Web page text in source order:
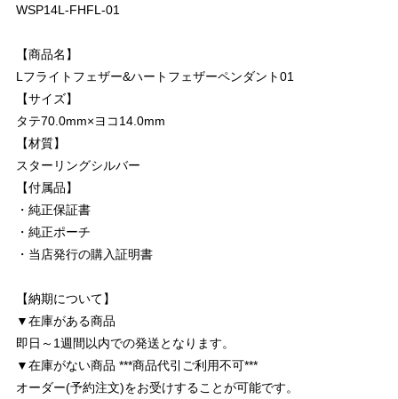
WSP14L-FHFL-01
【商品名】
Lフライトフェザー&ハートフェザーペンダント01
【サイズ】
タテ70.0mm×ヨコ14.0mm
【材質】
スターリングシルバー
【付属品】
・純正保証書
・純正ポーチ
・当店発行の購入証明書
【納期について】
▼在庫がある商品
即日～1週間以内での発送となります。
▼在庫がない商品 ***商品代引ご利用不可***
オーダー(予約注文)をお受けすることが可能です。